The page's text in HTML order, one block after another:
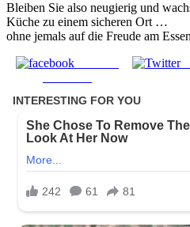
Bleiben Sie also neugierig und
Küche zu einem sicheren Ort …
ohne jemals auf die Freude am